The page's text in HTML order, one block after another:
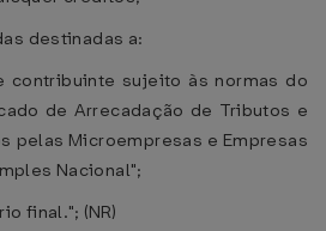
destinadas a:
contribuinte sujeito às normas do
de Arrecadação de Tributos e
pelas Microempresas e Empresas
Nacional";
final."; (NR)